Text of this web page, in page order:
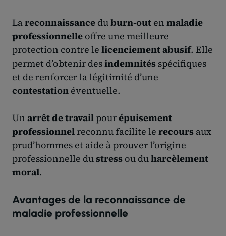
Lareconnaissance duburn-out en maladie
professionnelle offre une meilleure
protection contre le licenciement abusif. Elle
permet d’obtenir desindemnités spécifiques
et de renforcer la légitimité d’une
contestation éventuelle.
Un arrêt de travail pourépuisement
professionnelreconnu facilite le recours aux
prud’hommes et aide à prouver l’origine
professionnelle dustress ou duharcèlement
moral.
Avantages de la reconnaissance de
maladie professionnelle